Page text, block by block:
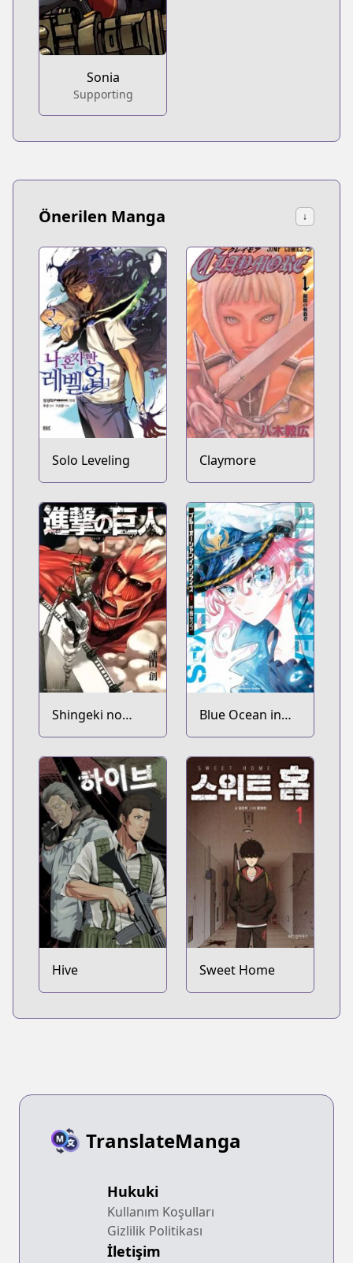
Sonia
Supporting
Önerilen Manga ↓
Solo Leveling Claymore
Shingeki no
Kyojin
Blue Ocean in
the Eyes
Hive Sweet Home
TranslateManga
Hukuki
Kullanım Koşulları
Gizlilik Politikası
İletişim